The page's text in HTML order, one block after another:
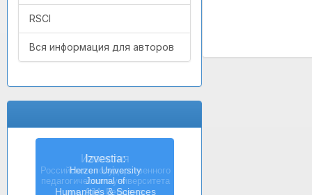
RSCI
Вся информация для авторов
Izvestia:
Herzen University
Journal of
Humanities & Sciences